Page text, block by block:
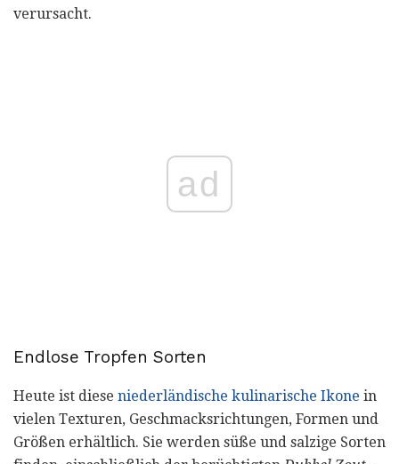
verursacht.
ad
Endlose Tropfen Sorten
Heute ist diese niederländische kulinarische Ikone in
vielen Texturen, Geschmacksrichtungen, Formen und
Größen erhältlich. Sie werden süße und salzige Sorten